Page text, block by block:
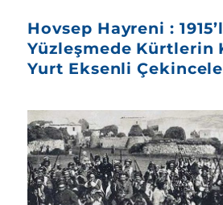
Hovsep Hayreni :
Yüzleşmede Kürtlerin
Yurt Eksenli